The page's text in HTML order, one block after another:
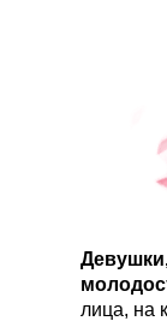
лица, на